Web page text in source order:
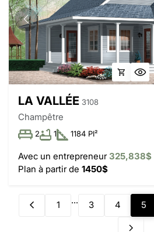
LA VALLÉE 3108
Champêtre
2 1 1184 PI²
Avec un entrepreneur325,838$
Plan à partir de 1450$
1 ... 3 4 5